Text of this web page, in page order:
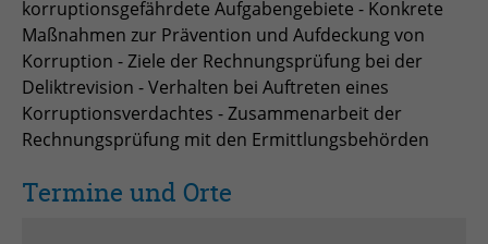
korruptionsgefährdete Aufgabengebiete - Konkrete
Maßnahmen zur Prävention und Aufdeckung von
Korruption - Ziele der Rechnungsprüfung bei der
Deliktrevision - Verhalten bei Auftreten eines
Korruptionsverdachtes - Zusammenarbeit der
Rechnungsprüfung mit den Ermittlungsbehörden
Termine und Orte
Laufzeit 1 Monat
Zweck Admin-Login Redaktionssystem
Name be_typo3_user